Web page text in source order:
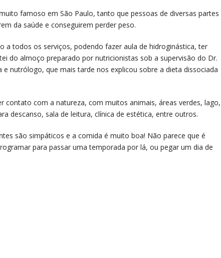
famoso em São Paulo, tanto que pessoas de diversas partes
da saúde e conseguirem perder peso.
a todos os serviços, podendo fazer aula de hidroginástica, ter
do almoço preparado por nutricionistas sob a supervisão do Dr.
e nutrólogo, que mais tarde nos explicou sobre a dieta dissociada
contato com a natureza, com muitos animais, áreas verdes, lago,
descanso, sala de leitura, clínica de estética, entre outros.
são simpáticos e a comida é muito boa! Não parece que é
para passar uma temporada por lá, ou pegar um dia de